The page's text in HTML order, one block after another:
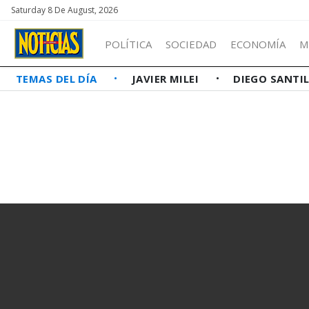
Saturday 8 De August, 2026
POLÍTICA SOCIEDAD ECONOMÍA
TEMAS DEL DÍA JAVIER MILEI DIEGO